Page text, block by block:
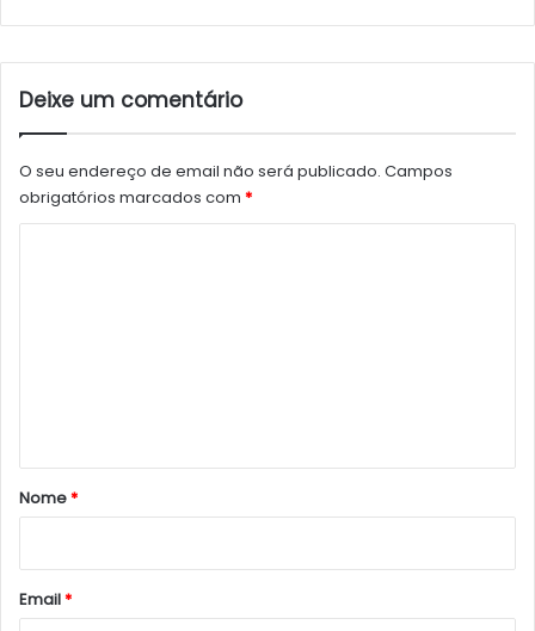
Deixe um comentário
O seu endereço de email não será publicado. Campos
obrigatórios marcados com *
r
*
Nome*
Email*